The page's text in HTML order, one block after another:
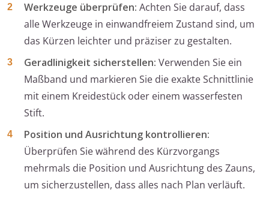
Werkzeuge überprüfen: Achten Sie darauf, dass
alle Werkzeuge in einwandfreiem Zustand sind, um
das Kürzen leichter und präziser zu gestalten.
Geradlinigkeit sicherstellen: Verwenden Sie ein
Maßband und markieren Sie die exakte Schnittlinie
mit einem Kreidestück oder einem wasserfesten
Stift.
Position und Ausrichtung kontrollieren:
Überprüfen Sie während des Kürzvorgangs
mehrmals die Position und Ausrichtung des Zauns,
um sicherzustellen, dass alles nach Plan verläuft.